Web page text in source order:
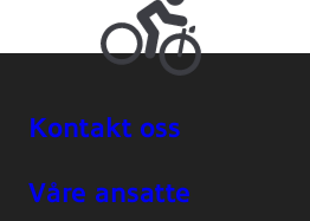
Kontakt oss
Våre ansatte